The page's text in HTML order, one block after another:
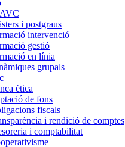
i postgraus
intervenció
gestió
en línia
grupals
ètica
de fons
fiscals
i rendició de comptes
i comptabilitat